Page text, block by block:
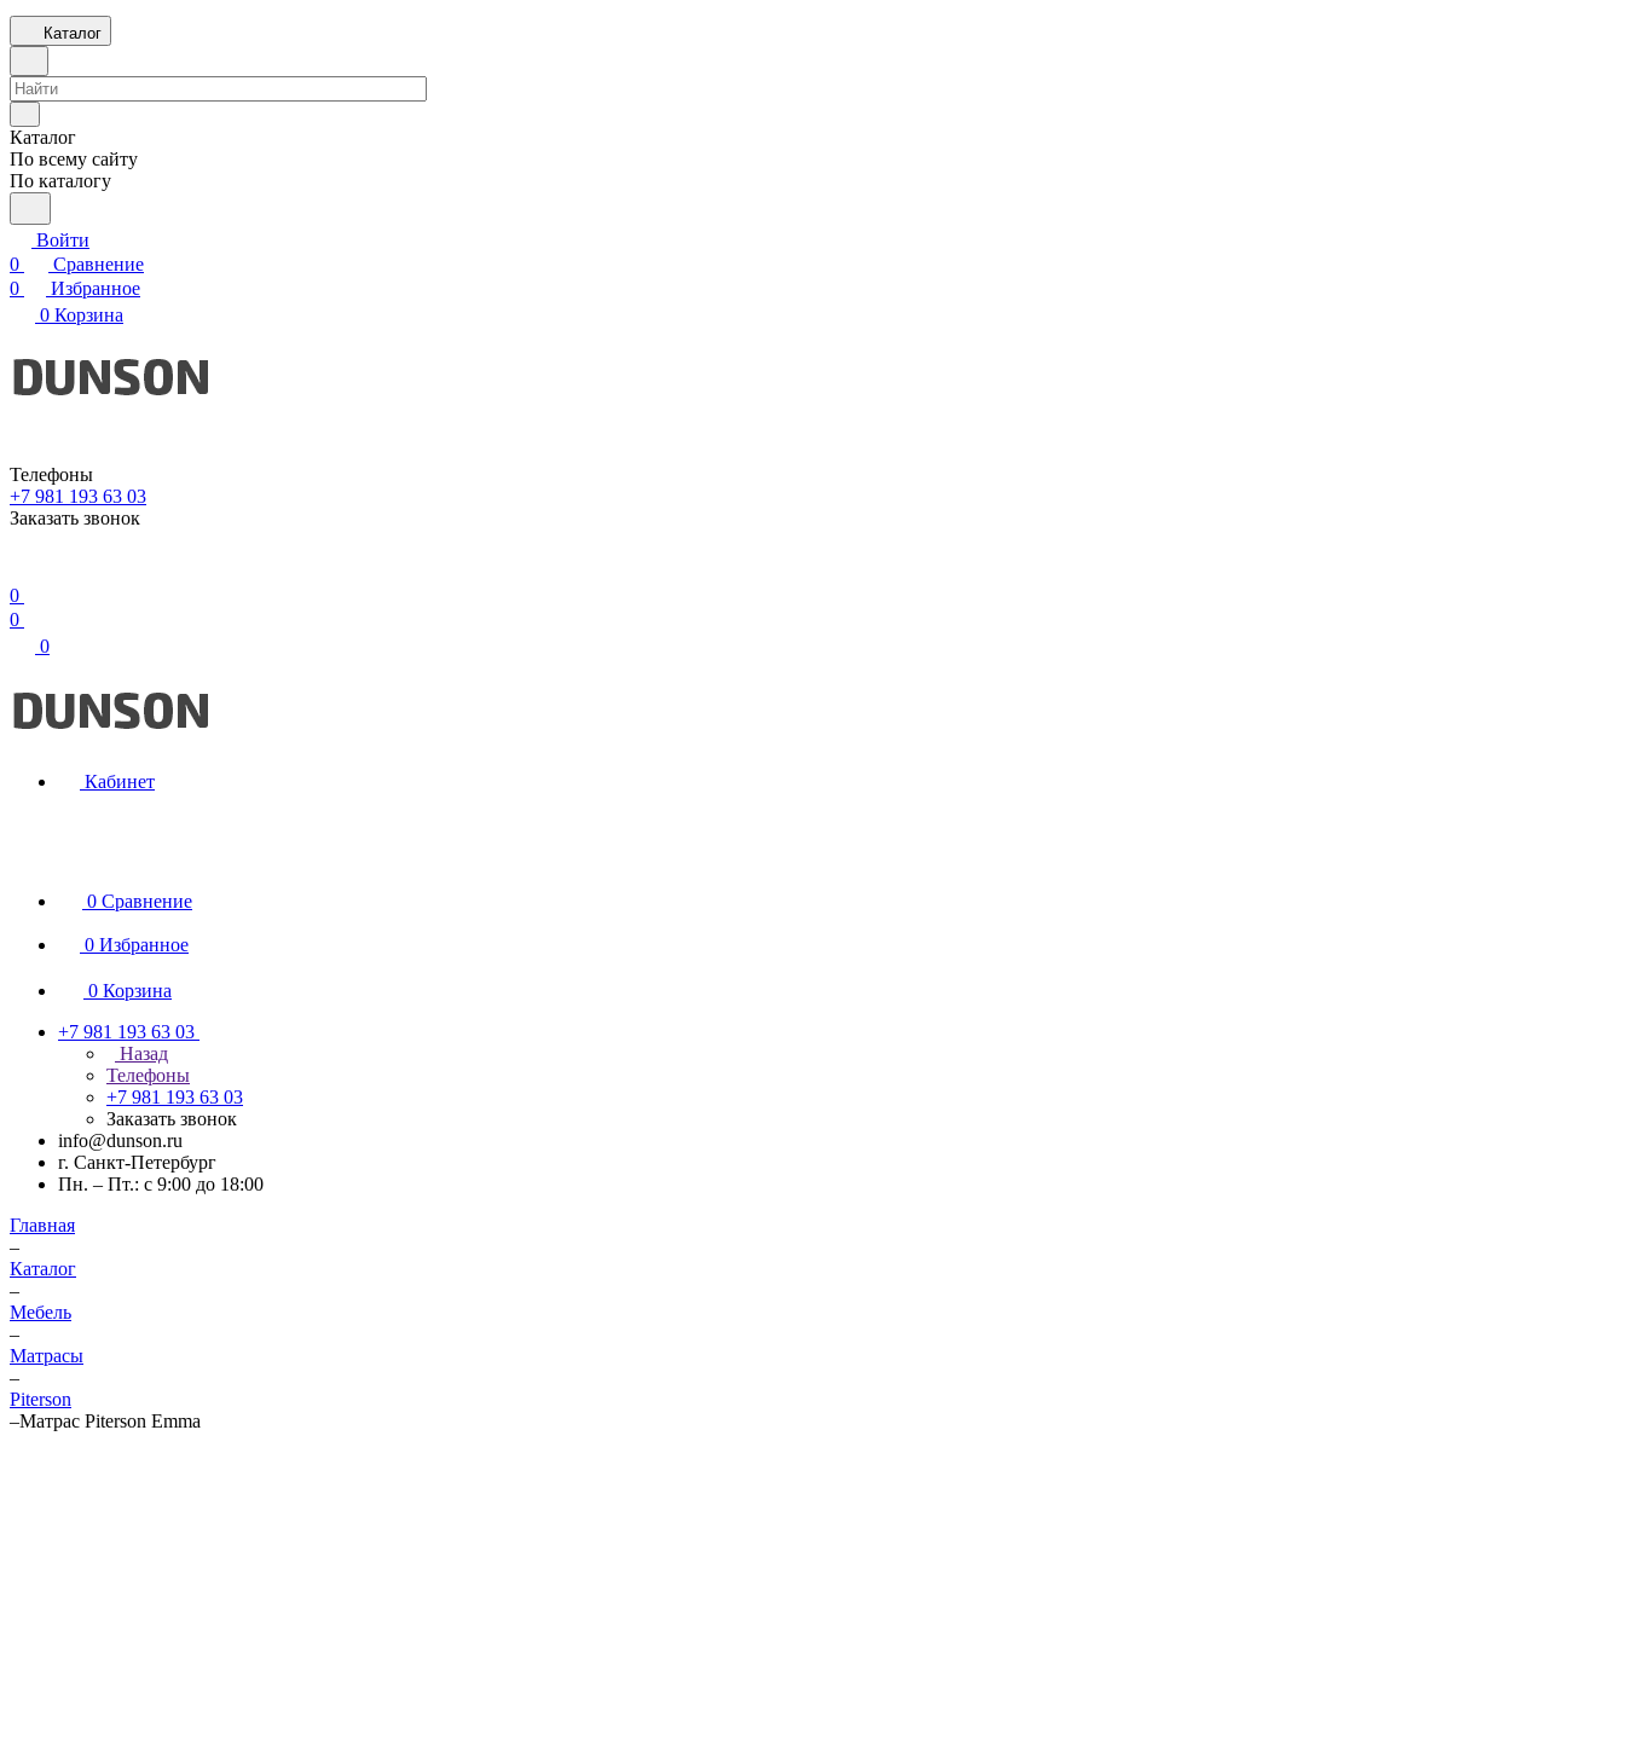
Каталог
Каталог
По всему сайту
По каталогу
Войти
0
Сравнение
0
Избранное
0 Корзина
Телефоны
+7 981 193 63 03
Заказать звонок
0
0
0
Кабинет
0 Сравнение
0 Избранное
0 Корзина
+7 981 193 63 03
Назад
Телефоны
+7 981 193 63 03
Заказать звонок
info@dunson.ru
г. Санкт-Петербург
Пн. – Пт.: с 9:00 до 18:00
Главная
–
Каталог
–
Мебель
–
Матрасы
–
Piterson
–Матрас Piterson Emma